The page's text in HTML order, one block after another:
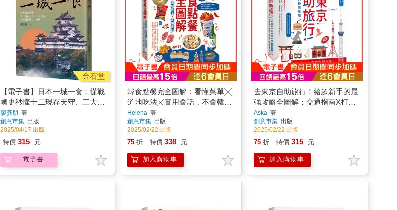
金石堂
【電子書】日本一城一食：從戰
國史秒懂十二現存天守、三大名
城、五大老居城、二條城
廖彥朋 著
創意市集 出版
2025/04/17 出版
特價 315 元
電子書
韓食點餐完全圖解：看懂菜單╳
道地吃法╳實用會話，不會韓文
照樣吃遍烤肉、炸雞、鍋物、海
鮮市場等14大類正韓美食【暢銷
增訂版】
Helena著
創意市集 出版
2025/02/22 出版
75 折 特價 338 元
加入購物車
去東京自助旅行！給超新手的最
強攻略全圖解：交通指南X打卡
景點X食宿玩買，有問必答萬用
QA 2026
Aska著
創意市集 出版
2025/02/22 出版
75 折 特價 315 元
加入購物車